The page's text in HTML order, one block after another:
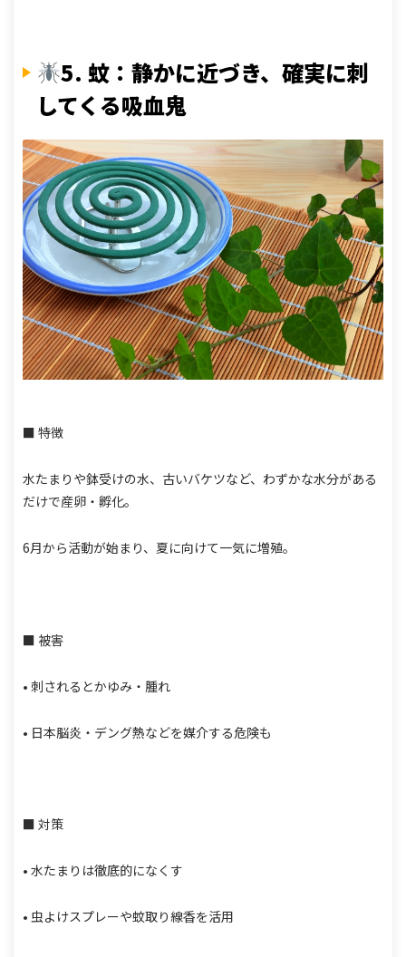
5. 蚊：静かに近づき、確実に刺
してくる吸血鬼
■ 特徴
水たまりや鉢受けの水、古いバケツなど、わずかな水分がある
だけで産卵・孵化。
6月から活動が始まり、夏に向けて一気に増殖。
■ 被害
• 刺されるとかゆみ・腫れ
• 日本脳炎・デング熱などを媒介する危険も
■ 対策
• 水たまりは徹底的になくす
• 虫よけスプレーや蚊取り線香を活用